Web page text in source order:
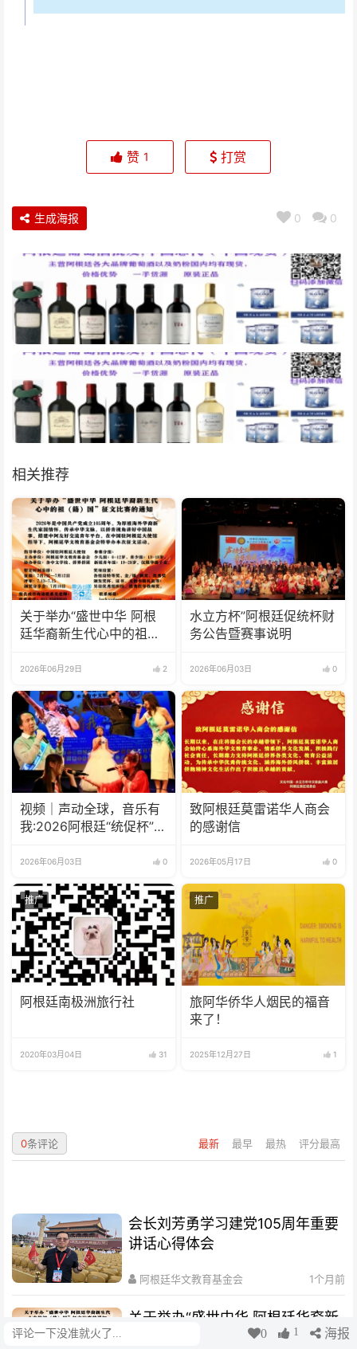
赞 1 打赏
0 0
生成海报
相关推荐
关于举办“盛世中华 阿根
廷华裔新生代心中的祖
2026年06月29日 2
水立方杯”阿根廷促统杯财
务公告暨赛事说明
2026年06月03日 0
视频｜声动全球，音乐有
我:2026阿根廷“统促杯”水
圆满落幕
2026年06月03日 0
致阿根廷莫雷诺华人商会
的感谢信
2026年05月17日 0
推广
阿根廷南极洲旅行社
2020年03月04日 31
推广
旅阿华侨华人烟民的福音
来了！
2025年12月27日 1
评论 0 1 海报
最新 最早 最热 评分最高
0条评论
会长刘芳勇学习建党105周年重要
讲话心得体会
阿根廷华文教育基金会 1个月前
关于举办“盛世中华 阿根廷华裔新
生代心中的祖(籍)国”征文比赛的